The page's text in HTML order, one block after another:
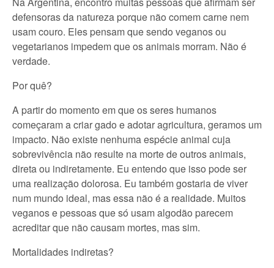
defensoras da natureza porque não comem carne nem
usam couro. Eles pensam que sendo veganos ou
vegetarianos impedem que os animais morram. Não é
verdade.
Por quê?
A partir do momento em que os seres humanos
começaram a criar gado e adotar agricultura, geramos um
impacto. Não existe nenhuma espécie animal cuja
sobrevivência não resulte na morte de outros animais,
direta ou indiretamente. Eu entendo que isso pode ser
uma realização dolorosa. Eu também gostaria de viver
num mundo ideal, mas essa não é a realidade. Muitos
veganos e pessoas que só usam algodão parecem
acreditar que não causam mortes, mas sim.
Mortalidades indiretas?